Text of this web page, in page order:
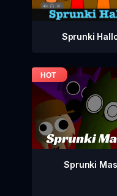
Sprunki
Sprunki